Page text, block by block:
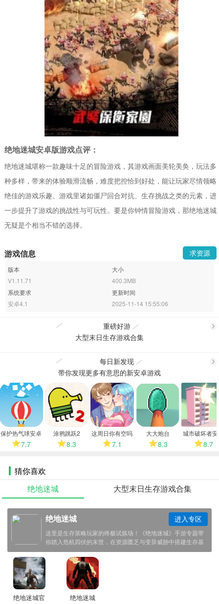
绝地迷城安卓版游戏点评：
绝地迷城堪称一款趣味十足的冒险游戏，其游戏画面美轮美奂，玩法多
种多样，带来的体验顺滑流畅，难度把控恰到好处，能让玩家尽情领略
绝佳的游戏乐趣。游戏里诸如僵尸回合对抗、生存挑战之类的元素，进
一步提升了游戏的挑战性与可玩性。要是你钟情冒险游戏，那绝地迷城
无疑是个相当不错的选择。
游戏信息 求资源
版本
V1.11.71
大小
400.3MB
系统要求
安卓4.1
更新时间
2025-11-14 15:55:06
重磅好游
多
大型末日生存游戏合集
每日新发现
多
带你发现更多有意思的新安卓游戏
保护热气球安卓
版7.7
涂鸦跳跃2
8.3
这周日你有空吗
安卓版
7.1
大大炮台
8.3
城市破坏者
版8.7
猜你喜欢
绝地迷城
大型末日生存游戏合集
绝地迷城
这里是生存策略玩家的终极试炼场！《绝地迷城》手游专题带
你踏入危机四伏的末世，在资源匮乏与变异威胁中搭建生存基
地、组建精英小队，以智谋与协作突破绝境，书写人类存续的
希望传奇。
进入专区
绝地迷城官
绝地迷城